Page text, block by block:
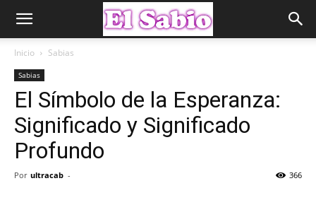
Inicio Sabias
Sabias
El Símbolo de la Esperanza:
Significado y Significado
Profundo
Por ultracab - 366